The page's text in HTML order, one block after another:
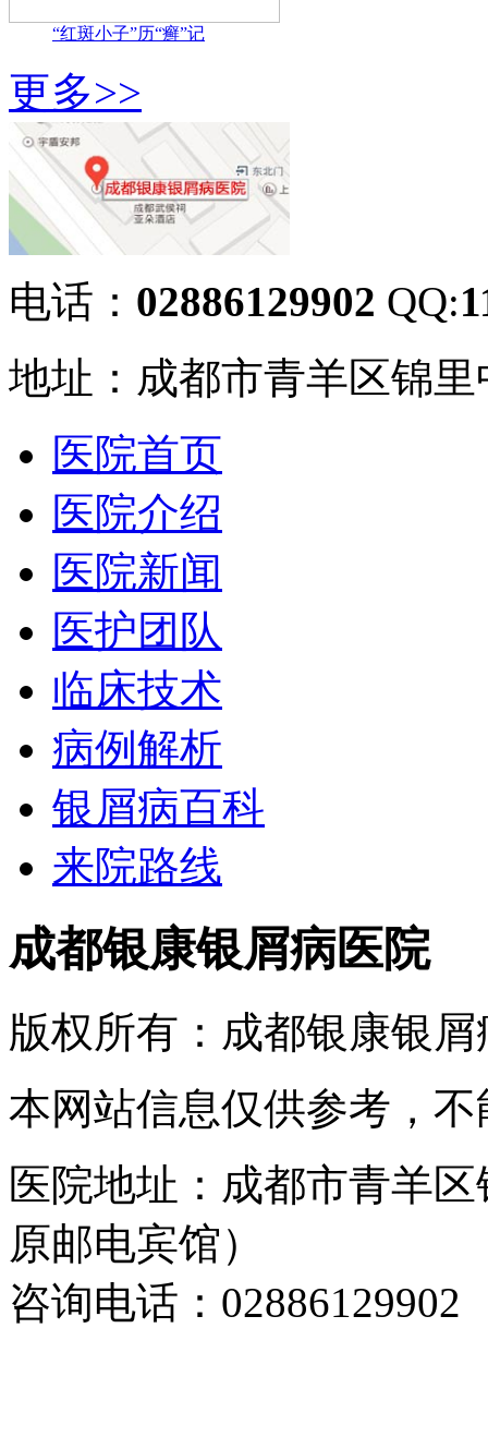
“红斑小子”历“癣”记
更多>>
电话： 02886129902 QQ:
地址：成都市青羊区锦里
医院首页
医院介绍
医院新闻
医护团队
临床技术
病例解析
银屑病百科
来院路线
成都银康银屑病医院
版权所有：成都银康银
本网站信息仅供参考，
医院地址：成都市青羊
原邮电宾馆）
咨询电话：02886129902